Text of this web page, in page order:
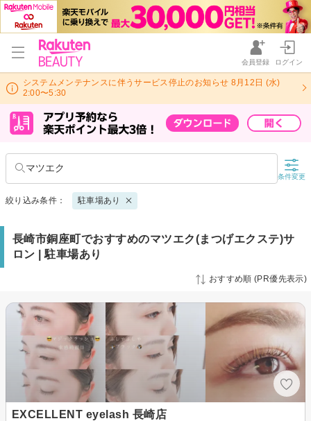
会員登録 ログイン
システムメンテナンスに伴うサービス停止のお知らせ 8月12日 (水)
2:00〜5:30
マツエク
条件変更
絞り込み条件： 駐車場あり
長崎市銅座町でおすすめのマツエク(まつげエクステ)サ
ロン | 駐車場あり
おすすめ順 (PR優先表示)
EXCELLENT eyelash 長崎店